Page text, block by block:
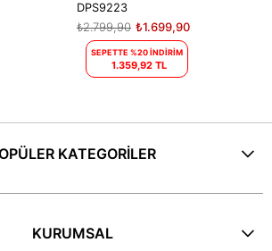
DPS9223
₺1.699,90
₺2.799,90
SEPETTE %20 İNDİRİM
1.359,92 TL
KATEGORİLER
KURUMSAL